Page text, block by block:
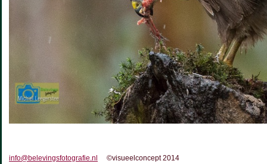
info@belevingsfotografie.nl ©visueelconcept 2014